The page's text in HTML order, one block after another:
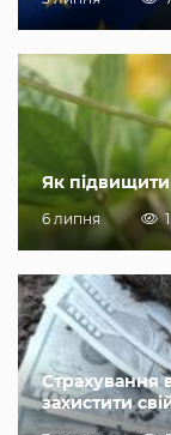
Як підвищити
6 липня
Страхування
захистити